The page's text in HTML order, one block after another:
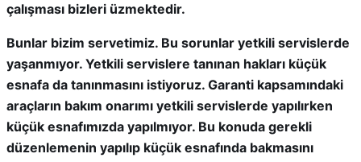
çalışması bizleri üzmektedir.
Bunlar bizim servetimiz. Bu sorunlar yetkili servislerde
yaşanmıyor. Yetkili servislere tanınan hakları küçük
esnafa da tanınmasını istiyoruz. Garanti kapsamındaki
araçların bakım onarımı yetkili servislerde yapılırken
küçük esnafımızda yapılmıyor. Bu konuda gerekli
düzenlemenin yapılıp küçük esnafında bakmasını